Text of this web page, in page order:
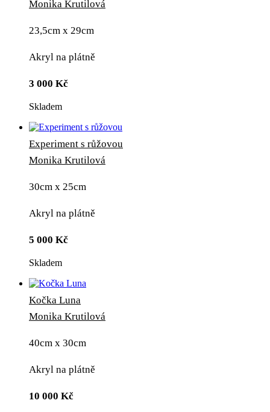
Monika Krutilová
23,5cm x 29cm
Akryl na plátně
3 000 Kč
Skladem
Experiment s růžovou
Monika Krutilová
30cm x 25cm
Akryl na plátně
5 000 Kč
Skladem
Kočka Luna
Monika Krutilová
40cm x 30cm
Akryl na plátně
10 000 Kč